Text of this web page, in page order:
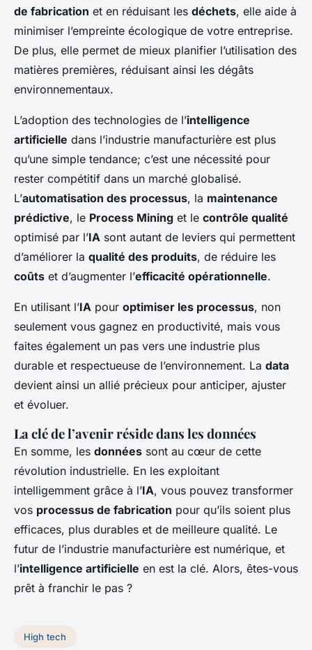
de fabrication et en réduisant les déchets, elle aide à
minimiser l’empreinte écologique de votre entreprise.
De plus, elle permet de mieux planifier l’utilisation des
matières premières, réduisant ainsi les dégâts
environnementaux.
L’adoption des technologies de l’intelligence
artificielle dans l’industrie manufacturière est plus
qu’une simple tendance; c’est une nécessité pour
rester compétitif dans un marché globalisé.
L’automatisation des processus, la maintenance
prédictive, le Process Mining et le contrôle qualité
optimisé par l’IA sont autant de leviers qui permettent
d’améliorer la qualité des produits, de réduire les
coûts et d’augmenter l’efficacité opérationnelle.
En utilisant l’IA pour optimiser les processus, non
seulement vous gagnez en productivité, mais vous
faites également un pas vers une industrie plus
durable et respectueuse de l’environnement. La data
devient ainsi un allié précieux pour anticiper, ajuster
et évoluer.
La clé de l’avenir réside dans les données
En somme, les données sont au cœur de cette
révolution industrielle. En les exploitant
intelligemment grâce à l’IA, vous pouvez transformer
vos processus de fabrication pour qu’ils soient plus
efficaces, plus durables et de meilleure qualité. Le
futur de l’industrie manufacturière est numérique, et
l’intelligence artificielle en est la clé. Alors, êtes-vous
prêt à franchir le pas ?
High tech